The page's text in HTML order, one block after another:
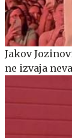
Jakov
ne izvaja